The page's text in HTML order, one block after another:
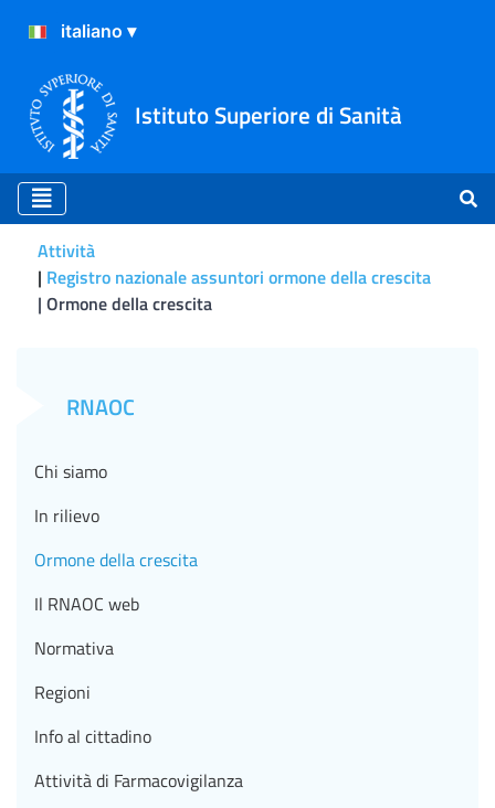
Istituto Superiore di Sanità
Attività
Registro nazionale assuntori ormone della crescita
Ormone della crescita
RNAOC
Chi siamo
In rilievo
Ormone della crescita
Il RNAOC web
Normativa
Regioni
Info al cittadino
Attività di Farmacovigilanza